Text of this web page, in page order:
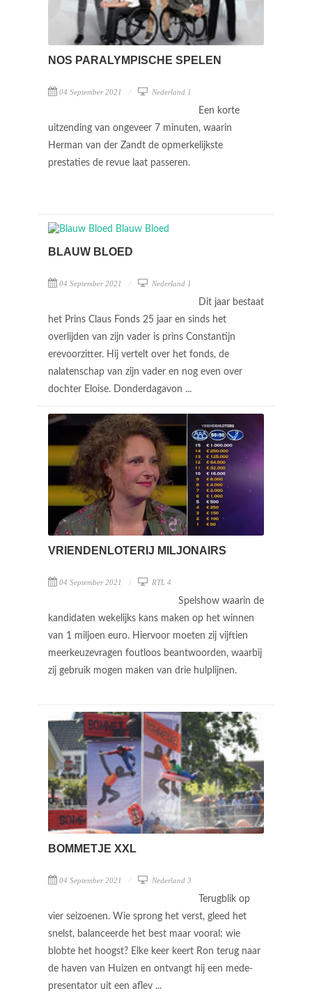
NOS PARALYMPISCHE SPELEN
04 September 2021 Nederland 1
Een korte
uitzending van ongeveer 7 minuten, waarin
Herman van der Zandt de opmerkelijkste
prestaties de revue laat passeren.
BLAUW BLOED
04 September 2021 Nederland 1
Dit jaar bestaat
het Prins Claus Fonds 25 jaar en sinds het
overlijden van zijn vader is prins Constantijn
erevoorzitter. Hij vertelt over het fonds, de
nalatenschap van zijn vader en nog even over
dochter Eloise. Donderdagavon ...
VRIENDENLOTERIJ MILJONAIRS
04 September 2021 RTL 4
Spelshow waarin de
kandidaten wekelijks kans maken op het winnen
van 1 miljoen euro. Hiervoor moeten zij vijftien
meerkeuzevragen foutloos beantwoorden, waarbij
zij gebruik mogen maken van drie hulplijnen.
BOMMETJE XXL
04 September 2021 Nederland 3
Terugblik op
vier seizoenen. Wie sprong het verst, gleed het
snelst, balanceerde het best maar vooral: wie
blobte het hoogst? Elke keer keert Ron terug naar
de haven van Huizen en ontvangt hij een mede-
presentator uit een aflev ...